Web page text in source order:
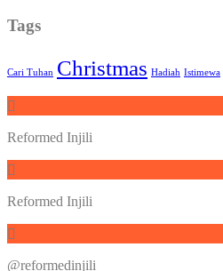
Tags
Cari Tuhan Christmas Hadiah Istimewa
Reformed Injili
Reformed Injili
@reformedinjili